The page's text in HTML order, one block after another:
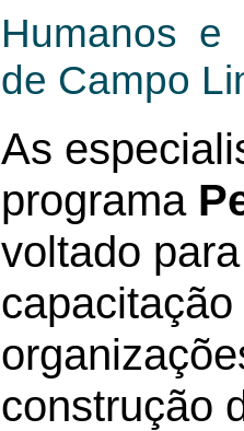
Humanos e
de Campo
As
programa
voltado
construção